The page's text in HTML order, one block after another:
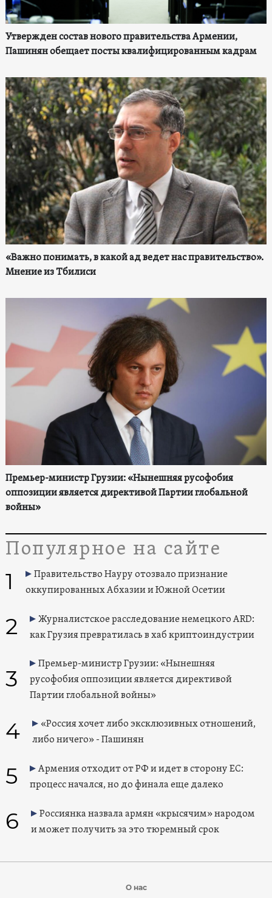
Утвержден состав нового правительства Армении,
Пашинян обещает посты квалифицированным кадрам
«Важно понимать, в какой ад ведет нас правительство».
Мнение из Тбилиси
Премьер-министр Грузии: «Нынешняя русофобия
оппозиции является директивой Партии глобальной
войны»
Популярное на сайте
1
Правительство Науру отозвало признание
оккупированных Абхазии и Южной Осетии
2
Журналистское расследование немецкого ARD:
как Грузия превратилась в хаб криптоиндустрии
3
Премьер-министр Грузии: «Нынешняя
русофобия оппозиции является директивой
Партии глобальной войны»
4
«Россия хочет либо эксклюзивных отношений,
либо ничего» - Пашинян
5
Армения отходит от РФ и идет в сторону ЕС:
процесс начался, но до финала еще далеко
6
Россиянка назвала армян «крысячим» народом
и может получить за это тюремный срок
О нас